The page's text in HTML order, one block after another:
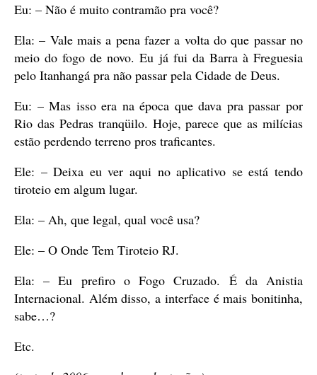
Eu: – Não é muito contramão pra você?
Ela: – Vale mais a pena fazer a volta do que passar no
meio do fogo de novo. Eu já fui da Barra à Freguesia
pelo Itanhangá pra não passar pela Cidade de Deus.
Eu: – Mas isso era na época que dava pra passar por
Rio das Pedras tranqüilo. Hoje, parece que as milícias
estão perdendo terreno pros traficantes.
Ele: – Deixa eu ver aqui no aplicativo se está tendo
tiroteio em algum lugar.
Ela: – Ah, que legal, qual você usa?
Ele: – O Onde Tem Tiroteio RJ.
Ela: – Eu prefiro o Fogo Cruzado. É da Anistia
Internacional. Além disso, a interface é mais bonitinha,
sabe…?
Etc.